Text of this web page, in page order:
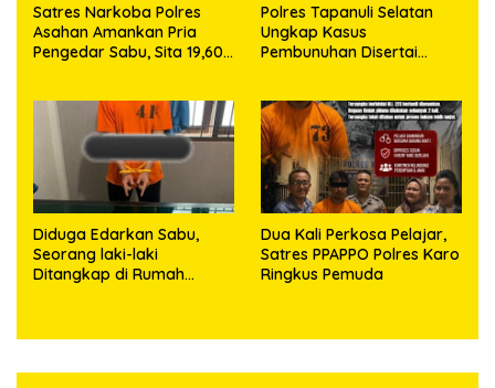
Satres Narkoba Polres
Asahan Amankan Pria
Pengedar Sabu, Sita 19,60
Polres Tapanuli Selatan
Ungkap Kasus
Pembunuhan Disertai
Ditangkap
Diduga Edarkan Sabu,
Seorang laki-laki
Ditangkap di Rumah
Dua Kali Perkosa Pelajar,
Satres PPAPPO Polres Karo
Ringkus Pemuda